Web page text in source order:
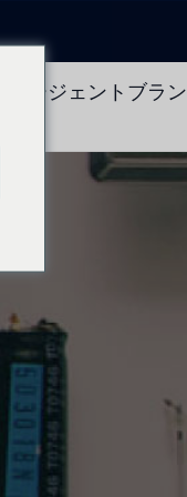
エージェントブラン